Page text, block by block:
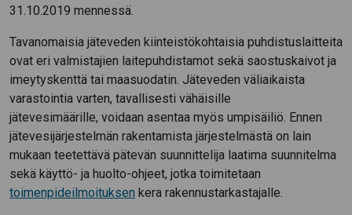
31.10.2019 mennessä.
Tavanomaisia jäteveden kiinteistökohtaisia puhdistuslaitteita
ovat eri valmistajien laitepuhdistamot sekä saostuskaivot ja
imeytyskenttä tai maasuodatin. Jäteveden väliaikaista
varastointia varten, tavallisesti vähäisille
jätevesimäärille, voidaan asentaa myös umpisäiliö. Ennen
jätevesijärjestelmän rakentamista järjestelmästä on lain
mukaan teetettävä pätevän suunnittelija laatima suunnitelma
sekä käyttö- ja huolto-ohjeet, jotka toimitetaan
toimenpideilmoituksen kera rakennustarkastajalle.